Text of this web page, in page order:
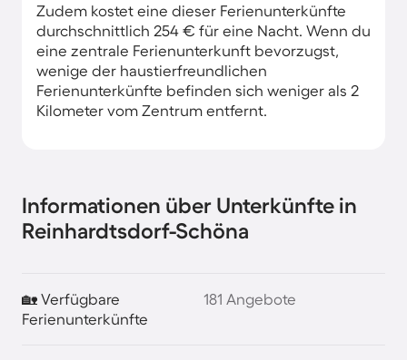
Zudem kostet eine dieser Ferienunterkünfte
durchschnittlich 254 € für eine Nacht. Wenn du
eine zentrale Ferienunterkunft bevorzugst,
wenige der haustierfreundlichen
Ferienunterkünfte befinden sich weniger als 2
Kilometer vom Zentrum entfernt.
Informationen über Unterkünfte in
Reinhardtsdorf-Schöna
🏡 Verfügbare
Ferienunterkünfte
181 Angebote